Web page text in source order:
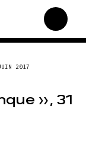
», le grand
2017
», 31